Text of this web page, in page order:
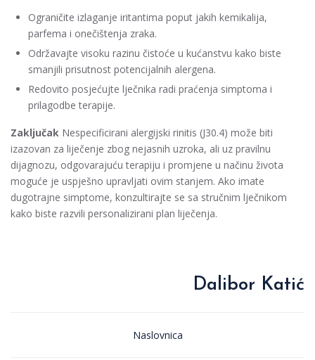
Ograničite izlaganje iritantima poput jakih kemikalija,
parfema i onečištenja zraka.
Održavajte visoku razinu čistoće u kućanstvu kako biste
smanjili prisutnost potencijalnih alergena.
Redovito posjećujte lječnika radi praćenja simptoma i
prilagodbe terapije.
Zaključak Nespecificirani alergijski rinitis (J30.4) može biti
izazovan za liječenje zbog nejasnih uzroka, ali uz pravilnu
dijagnozu, odgovarajuću terapiju i promjene u načinu života
moguće je uspješno upravljati ovim stanjem. Ako imate
dugotrajne simptome, konzultirajte se sa stručnim lječnikom
kako biste razvili personalizirani plan liječenja.
Dalibor Katić
Naslovnica